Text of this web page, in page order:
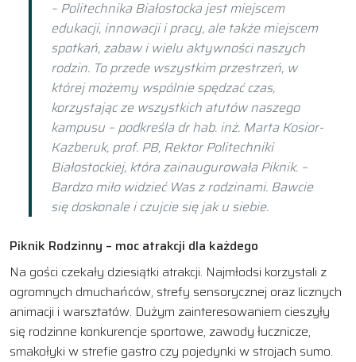
– Politechnika Białostocka jest miejscem
edukacji, innowacji i pracy, ale także miejscem
spotkań, zabaw i wielu aktywności naszych
rodzin. To przede wszystkim przestrzeń, w
której możemy wspólnie spędzać czas,
korzystając ze wszystkich atutów naszego
kampusu – podkreśla dr hab. inż. Marta Kosior-
Kazberuk, prof. PB, Rektor Politechniki
Białostockiej, która zainaugurowała Piknik. –
Bardzo miło widzieć Was z rodzinami. Bawcie
się doskonale i czujcie się jak u siebie.
Piknik Rodzinny – moc atrakcji dla każdego
Na gości czekały dziesiątki atrakcji. Najmłodsi korzystali z
ogromnych dmuchańców, strefy sensorycznej oraz licznych
animacji i warsztatów. Dużym zainteresowaniem cieszyły
się rodzinne konkurencje sportowe, zawody łucznicze,
smakołyki w strefie gastro czy pojedynki w strojach sumo.